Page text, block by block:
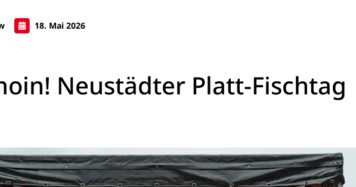
18. Mai 2026
Neustädter Platt-Fischtag